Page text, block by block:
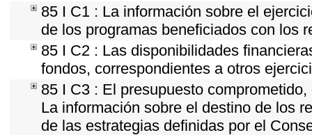
85 I C1 : La información sobre el
de los programas beneficiados con los
85 I C2 : Las disponibilidades
fondos, correspondientes a otros
85 I C3 : El presupuesto
La información sobre el destino de los
de las estrategias definidas por el